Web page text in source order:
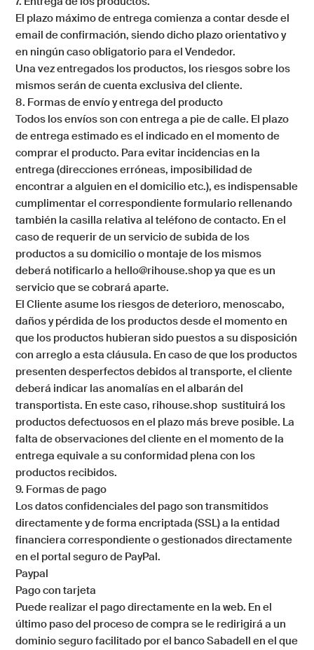
El plazo máximo de entrega comienza a contar desde el
email de confirmación, siendo dicho plazo orientativo y
en ningún caso obligatorio para el Vendedor.
Una vez entregados los productos, los riesgos sobre los
mismos serán de cuenta exclusiva del cliente.
8. Formas de envío y entrega del producto
Todos los envíos son con entrega a pie de calle. El plazo
de entrega estimado es el indicado en el momento de
comprar el producto. Para evitar incidencias en la
entrega (direcciones erróneas, imposibilidad de
encontrar a alguien en el domicilio etc.), es indispensable
cumplimentar el correspondiente formulario rellenando
también la casilla relativa al teléfono de contacto. En el
caso de requerir de un servicio de subida de los
productos a su domicilio o montaje de los mismos
deberá notificarlo a hello@rihouse.shop ya que es un
servicio que se cobrará aparte.
El Cliente asume los riesgos de deterioro, menoscabo,
daños y pérdida de los productos desde el momento en
que los productos hubieran sido puestos a su disposición
con arreglo a esta cláusula. En caso de que los productos
presenten desperfectos debidos al transporte, el cliente
deberá indicar las anomalías en el albarán del
transportista. En este caso, rihouse.shop sustituirá los
productos defectuosos en el plazo más breve posible. La
falta de observaciones del cliente en el momento de la
entrega equivale a su conformidad plena con los
productos recibidos.
9. Formas de pago
Los datos confidenciales del pago son transmitidos
directamente y de forma encriptada (SSL) a la entidad
financiera correspondiente o gestionados directamente
en el portal seguro de PayPal.
Paypal
Pago con tarjeta
Puede realizar el pago directamente en la web. En el
último paso del proceso de compra se le redirigirá a un
dominio seguro facilitado por el banco Sabadell en el que